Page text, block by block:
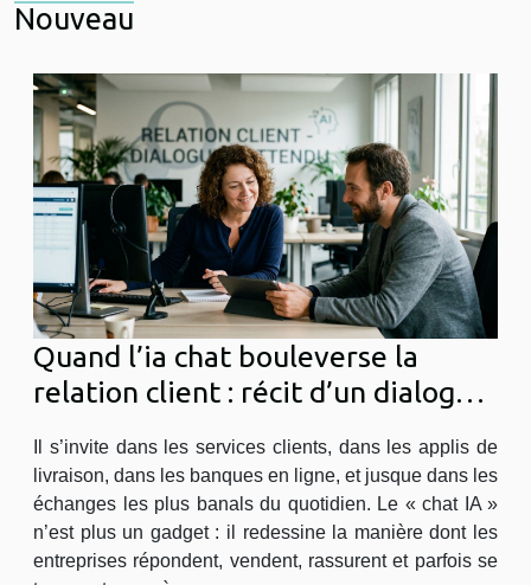
Nouveau
Quand l’ia chat bouleverse la
relation client : récit d’un dialogue
Il s’invite dans les services clients, dans les applis de
livraison, dans les banques en ligne, et jusque dans les
échanges les plus banals du quotidien. Le « chat IA »
n’est plus un gadget : il redessine la manière dont les
entreprises répondent, vendent, rassurent et parfois se